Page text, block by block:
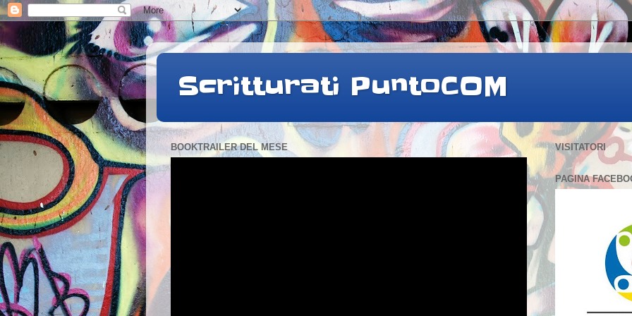
Scritturati PuntoCOM
BOOKTRAILER DEL MESE VISITATORI
PAGINA